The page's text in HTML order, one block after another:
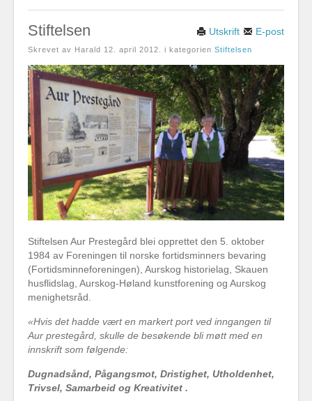
E-post
Utskrift
Stiftelsen
Skrevet av Harald 12. april 2012 . i kategorien Stiftelsen
Stiftelsen Aur Prestegård blei opprettet den 5. oktober
1984 av Foreningen til norske fortidsminners bevaring
(Fortidsminneforeningen), Aurskog historielag, Skauen
husflidslag, Aurskog-Høland kunstforening og Aurskog
menighetsråd.
«Hvis det hadde vært en markert port ved inngangen til
Aur prestegård, skulle de besøkende bli møtt med en
innskrift som følgende:
Dugnadsånd, Pågangsmot, Dristighet, Utholdenhet,
Trivsel, Samarbeid og Kreativitet .